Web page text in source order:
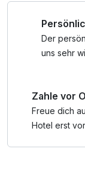
Genießen Sie
Therme:
Restaurants und
ganze Familie!
Der
uns sehr
Zahle vor
Freue dich
Hotel erst